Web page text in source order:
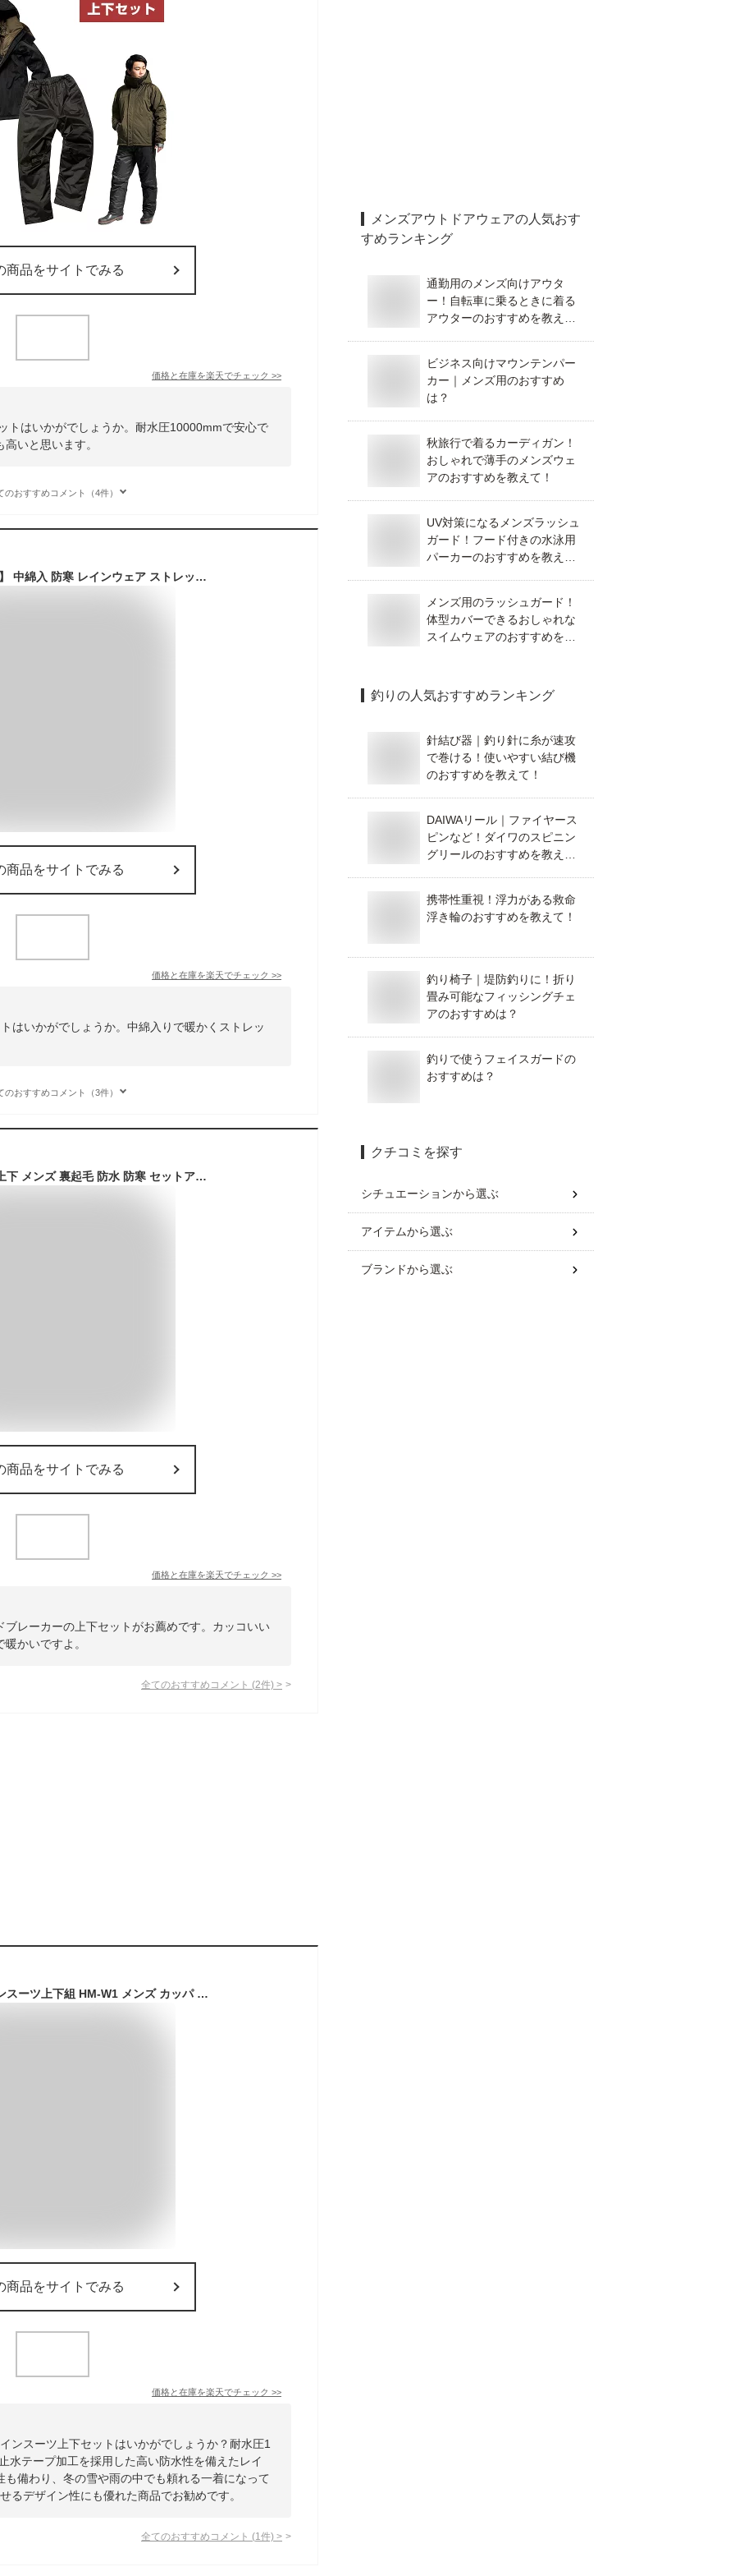
商品をサイトでみる
価格と在庫を楽天でチェック >>
トはいかがでしょうか。耐水圧10000mmで安心で
いと思います。
のおすすめコメント（4件）
【2024NEW新色入荷】 中綿入 防寒 レインウェア ストレッチ メンズ レディース レインジャケット レインパンツ 上下セット マウンテンジャケット レインスーツ 雨合羽 釣り 自転車 キャンプ フィッシング アウトドア マウンパ マウンテンパーカー namelessage NASR-250
商品をサイトでみる
価格と在庫を楽天でチェック >>
はいかがでしょうか。中綿入りで暖かくストレッ
のおすすめコメント（3件）
ウインドブレーカー 上下 メンズ 裏起毛 防水 防寒 セットアップ 上下セット マウンテンパーカー アウター ジャケット ロングパンツ ジャンパー ボアブルゾン 登山ウェア 山登り 厚手 暖かい あったか アウトドア カジュアル キャンプ 釣り 秋冬
商品をサイトでみる
価格と在庫を楽天でチェック >>
レーカーの上下セットがお薦めです。カッコいい
かいですよ。
全てのおすすめコメント (2件) >
ハマー 防水防寒レインスーツ上下組 HM-W1 メンズ カッパ レインウェア 釣り バイク HUMMER
商品をサイトでみる
価格と在庫を楽天でチェック >>
ンスーツ上下セットはいかがでしょうか？耐水圧1
水テープ加工を採用した高い防水性を備えたレイ
備わり、冬の雪や雨の中でも頼れる一着になって
るデザイン性にも優れた商品でお勧めです。
全てのおすすめコメント (1 件) >
メンズアウトドアウェアの人気おす
すめランキング
通勤用のメンズ向けアウタ
ー！自転車に乗るときに着る
アウターのおすすめを教え
ビジネス向けマウンテンパー
カー｜メンズ用のおすすめ
は？
秋旅行で着るカーディガン！
おしゃれで薄手のメンズウェ
アのおすすめを教えて！
UV対策になるメンズラッシュ
ガード！フード付きの水泳用
パーカーのおすすめを教え
メンズ用のラッシュガード！
体型カバーできるおしゃれな
スイムウェアのおすすめを教
釣り の人気おすすめランキング
針結び器｜釣り針に糸が速攻
で巻ける！使いやすい結び機
のおすすめを教えて！
DAIWAリール｜ファイヤース
ピンなど！ダイワのスピニン
グリールのおすすめを教えて
携帯性重視！浮力がある救命
浮き輪のおすすめを教えて！
釣り椅子｜堤防釣りに！折り
畳み可能なフィッシングチェ
アのおすすめは？
釣りで使うフェイスガードの
おすすめは？
クチコミを探す
シチュエーションから選ぶ
アイテムから選ぶ
ブランドから選ぶ